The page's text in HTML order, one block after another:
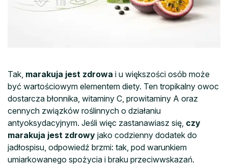
Tak, marakuja jest zdrowa i u większości osób może
być wartościowym elementem diety. Ten tropikalny owoc
dostarcza błonnika, witaminy C, prowitaminy A oraz
cennych związków roślinnych o działaniu
antyoksydacyjnym. Jeśli więc zastanawiasz się, czy
marakuja jest zdrowy jako codzienny dodatek do
jadłospisu, odpowiedź brzmi: tak, pod warunkiem
umiarkowanego spożycia i braku przeciwwskazań.